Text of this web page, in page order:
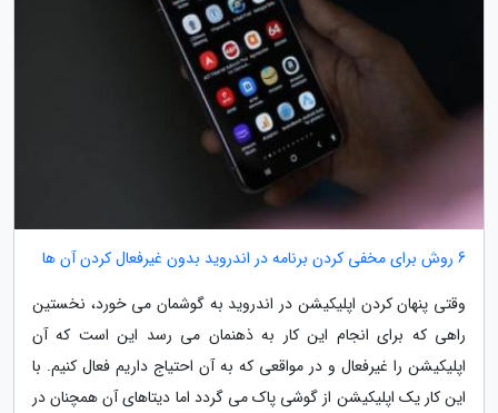
6 روش برای مخفی کردن برنامه در اندروید بدون غیرفعال کردن آن ها
وقتی پنهان کردن اپلیکیشن در اندروید به گوشمان می خورد، نخستین
راهی که برای انجام این کار به ذهنمان می رسد این است که آن
اپلیکیشن را غیرفعال و در مواقعی که به آن احتیاج داریم فعال کنیم. با
این کار یک اپلیکیشن از گوشی پاک می گردد اما دیتاهای آن همچنان در